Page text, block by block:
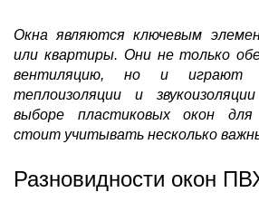
Окна являются ключевым
или квартиры. Они не только
вентиляцию, но и играют
теплоизоляции и
выборе пластиковых окон
стоит учитывать несколько
Разновидности окон